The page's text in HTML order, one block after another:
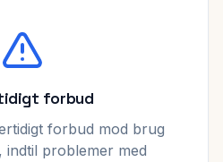
forbud
forbud mod brug
indtil problemer med